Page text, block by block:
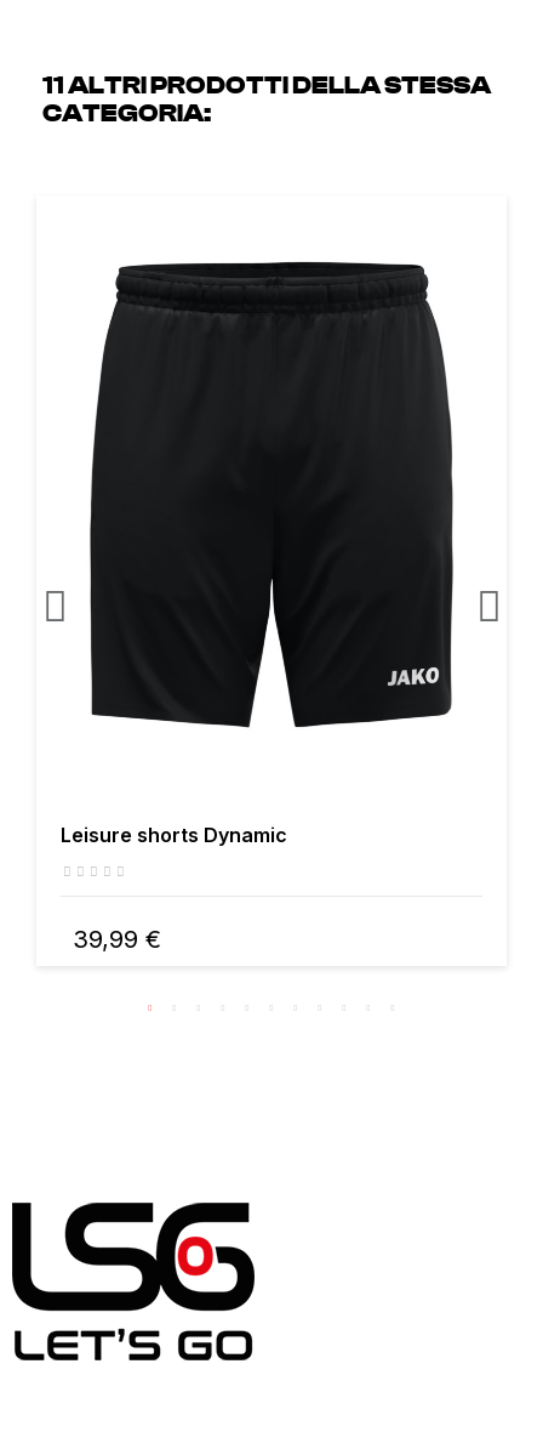
11 ALTRI PRODOTTI DELLA STESSA
CATEGORIA:
Leisure shorts Dynamic
39,99 €